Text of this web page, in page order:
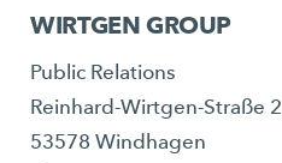
WIRTGEN GROUP
Public Relations
Reinhard-Wirtgen-Straße 2
53578 Windhagen